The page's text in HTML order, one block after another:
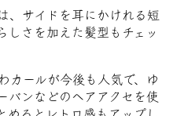
、サイドを耳にかけれる短
しさを加えた髪型もチェッ
カールが今後も人気で、ゆ
バンなどのヘアアクセを使